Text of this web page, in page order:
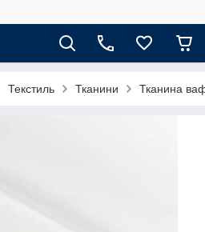
Текстиль Тканини Тканина